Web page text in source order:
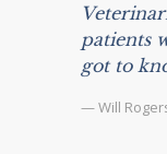
patients
got to
— Will